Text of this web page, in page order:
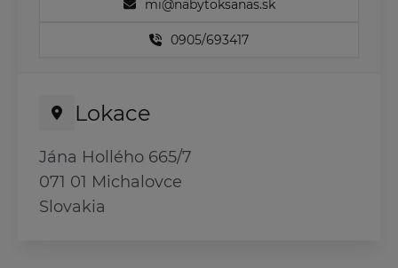
mi@nabytoksanas.sk
0905/693417
Lokace
Jána Hollého 665/7
071 01 Michalovce
Slovakia